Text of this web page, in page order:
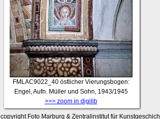
FMLAC9022_40 östlicher Vierungsbogen:
Engel, Aufn. Müller und Sohn, 1943/1945
>>> zoom in digilib
copyright Foto Marburg & Zentralinstitut für